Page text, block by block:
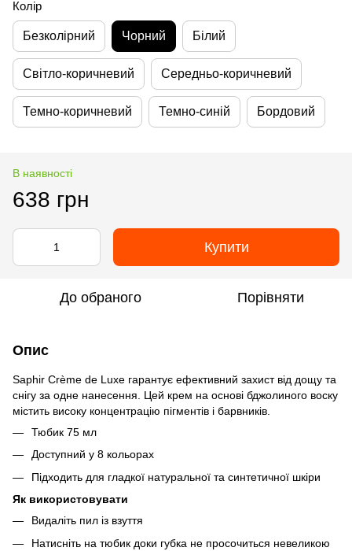
Колір
Безколірний Чорний Білий
Світло-коричневий Середньо-коричневий
Темно-коричневий Темно-синій Бордовий
В наявності
638 грн
Купити
До обраного Порівняти
Опис
Saphir Crème de Luxe гарантує ефективний захист від дощу та
снігу за одне нанесення. Цей крем на основі бджолиного воску
містить високу концентрацію пігментів і барвників.
Тюбик 75 мл
Доступний у 8 кольорах
Підходить для гладкої натуральної та синтетичної шкіри
Як використовувати
Видаліть пил із взуття
Натисніть на тюбик доки губка не просочиться невеликою